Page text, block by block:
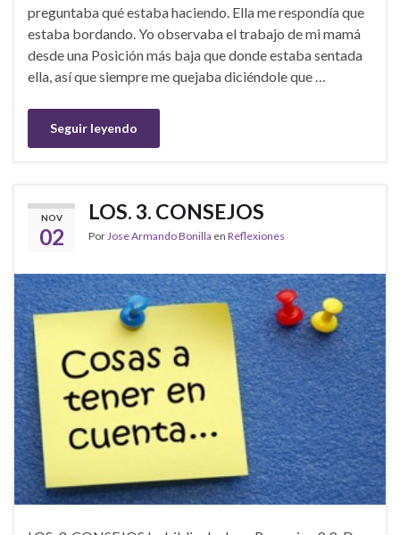
preguntaba qué estaba haciendo. Ella me respondía que
estaba bordando. Yo observaba el trabajo de mi mamá
desde una Posición más baja que donde estaba sentada
ella, así que siempre me quejaba diciéndole que …
Seguir leyendo
NOV
02
LOS. 3. CONSEJOS
Por Jose Armando Bonilla en Reflexiones